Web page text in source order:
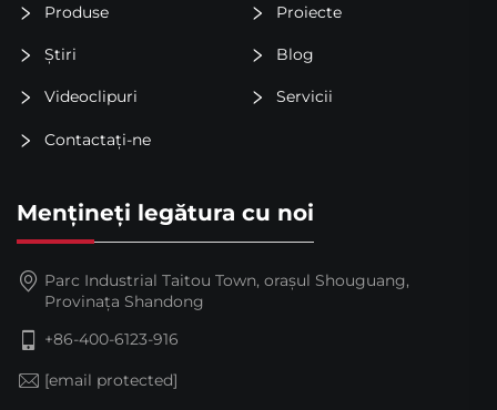
Produse Proiecte
Știri Blog
Videoclipuri Servicii
Contactați-ne
Mențineți legătura cu noi
Parc Industrial Taitou Town, orașul Shouguang,
Provinața Shandong
+86-400-6123-916
[email protected]